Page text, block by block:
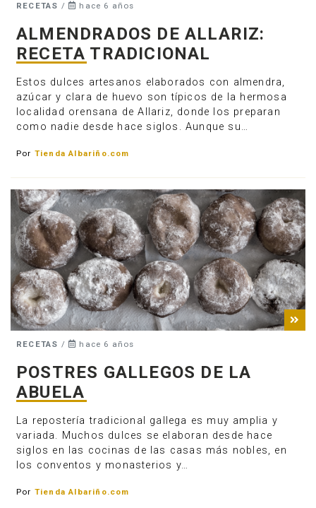
Anúnciate
RECETAS / hace 6 años
ALMENDRADOS DE ALLARIZ:
RECETA TRADICIONAL
Estos dulces artesanos elaborados con almendra,
azúcar y clara de huevo son típicos de la hermosa
localidad orensana de Allariz, donde los preparan
como nadie desde hace siglos. Aunque su…
Por Tienda Albariño.com
RECETAS / hace 6 años
POSTRES GALLEGOS DE LA
ABUELA
La repostería tradicional gallega es muy amplia y
variada. Muchos dulces se elaboran desde hace
siglos en las cocinas de las casas más nobles, en
los conventos y monasterios y…
Por Tienda Albariño.com